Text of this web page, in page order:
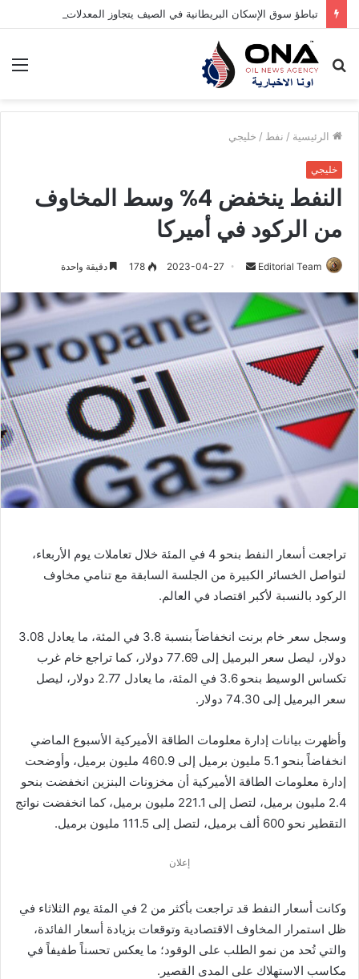
تباطؤ سوق الإسكان البريطانية في الصيف يتجاوز المعدلات المعتادة
بحث
الرئيسية / نفط / خليجي
خليجي
النفط ينخفض 4% وسط المخاوف
من الركود في أميركا
Editorial Team
س
ل
ب
ر
ي
د
ا
ك
ن
ي
ا
2023-04-27
178 دقيقة واحدة
تراجعت أسعار النفط بنحو 4 في المئة خلال تعاملات يوم الأربعاء،
لتواصل الخسائر الكبيرة من الجلسة السابقة مع تنامي مخاوف
الركود بالنسبة ‏لأكبر اقتصاد في العالم.‏
وسجل سعر خام برنت انخفاضاً بنسبة 3.8 في المئة، ما يعادل 3.08
دولار، ليصل سعر البرميل إلى 77.69 دولار، كما تراجع خام غرب
تكساس الوسيط بنحو 3.6 في المئة، ما يعادل 2.77 دولار، ليصل
سعر البرميل إلى 74.30 دولار.
وأظهرت بيانات إدارة معلومات الطاقة الأميركية الأسبوع الماضي
انخفاضاً بنحو 5.1 مليون برميل إلى 460.9 مليون برميل، وأوضحت
إدارة معلومات الطاقة الأميركية أن مخزونات البنزين انخفضت بنحو
2.4 مليون ‏برميل، لتصل إلى 221.1 مليون برميل، كما انخفضت نواتج
التقطير نحو 600 ألف ‏برميل، لتصل إلى 111.5 مليون برميل.‏
إعلان
وكانت أسعار النفط قد تراجعت بأكثر من 2 في المئة يوم الثلاثاء في
ظل استمرار المخاوف ‏الاقتصادية وتوقعات بزيادة أسعار الفائدة،
والتي تُحد من نمو الطلب على الوقود؛ ‏ما يعكس تحسناً طفيفاً في
مكاسب الاستهلاك على المدى القصير.‏